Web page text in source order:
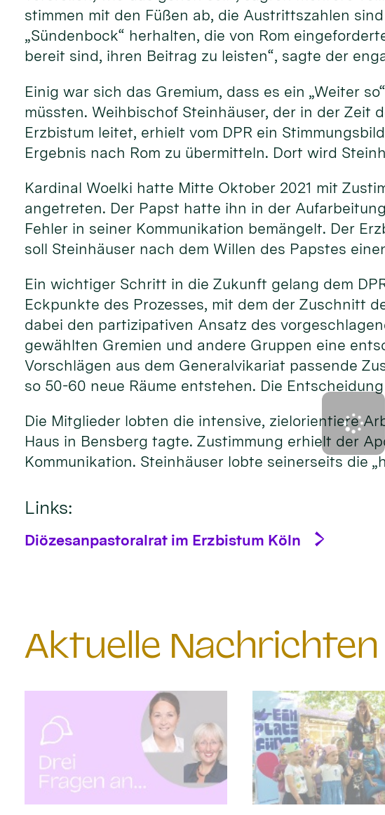
stimmen mit den Füßen ab, die Austrittszahlen
„Sündenbock“ herhalten, die von Rom
bereit sind, ihren Beitrag zu leisten“, sagte der
Einig war sich das Gremium, dass es ein „Weiter
müssten. Weihbischof Steinhäuser, der in der
Erzbistum leitet, erhielt vom DPR ein
Ergebnis nach Rom zu übermitteln. Dort wird
Kardinal Woelki hatte Mitte Oktober 2021 mit
angetreten. Der Papst hatte ihn in der
Fehler in seiner Kommunikation bemängelt. Der
soll Steinhäuser nach dem Willen des Papstes
Ein wichtiger Schritt in die Zukunft gelang dem
Eckpunkte des Prozesses, mit dem der Zuschnitt
dabei den partizipativen Ansatz des
gewählten Gremien und andere Gruppen eine
Vorschlägen aus dem Generalvikariat passende
so 50-60 neue Räume entstehen. Die
Die Mitglieder lobten die intensive, zielorientiere
Haus in Bensberg tagte. Zustimmung erhielt der
Kommunikation. Steinhäuser lobte seinerseits die
Links:
Diözesanpastoralrat im Erzbistum Köln
Aktuelle